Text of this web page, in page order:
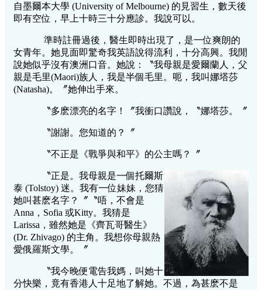
自墨爾本大學 (University of Melbourne) 的見習生，數天後
即有空位，早上十時三十分應診。我說可以。
準時註冊過後，醫生即時出現了，是一位爽朗的
女青年。她見面即驚奇我英語說得流利，十分高興。我閒
說她似乎沒有澳洲口音。她說：〝我母親是愛爾蘭人，父
親是毛里(Maori)族人，我是半個毛里。呃，我叫娜塔莎
(Natasha)。〞她伸出手來。
〝多麽漂亮的名字！〞我衝口讚說，〝娜塔莎。〞
〝謝謝。您知道的？〞
〝不正是《戰爭與和平》的公主嗎？〞
〝正是。我母親是一個托爾斯
泰 (Tolstoy) 迷。我有一位妹妹，您猜
她叫甚麽名字？〞〝唔，不會是
Anna，Sofia 或Kitty。我猜是
Larissa，雖然她是《齊瓦哥醫生》
(Dr. Zhivago) 的主角。我想你母親熱
愛俄羅斯文學。〞
〝我今晚便電告我媽，叫她十
分快樂，竟有香港人十足地了解她。不過，為甚麽不是